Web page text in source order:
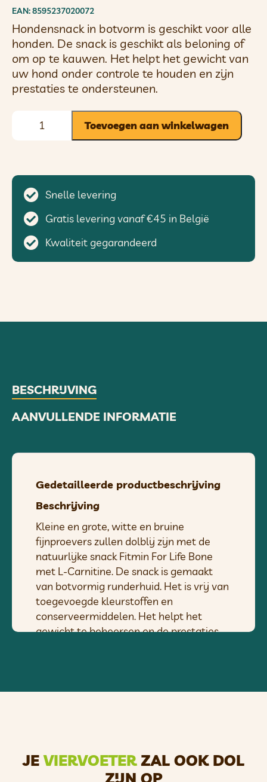
EAN: 8595237020072
Hondensnack in botvorm is geschikt voor alle
honden. De snack is geschikt als beloning of
om op te kauwen. Het helpt het gewicht van
uw hond onder controle te houden en zijn
prestaties te ondersteunen.
Toevoegen aan winkelwagen
Snelle levering
Gratis levering vanaf €45 in België
Kwaliteit gegarandeerd
BESCHRIJVING
AANVULLENDE INFORMATIE
Gedetailleerde productbeschrijving
Beschrijving
Kleine en grote, witte en bruine
fijnproevers zullen dolblij zijn met de
natuurlijke snack Fitmin For Life Bone
met L-Carnitine. De snack is gemaakt
van botvormig runderhuid. Het is vrij van
toegevoegde kleurstoffen en
conserveermiddelen. Het helpt het
gewicht te beheersen en de prestaties
• Beloning tussen de maaltijden door
JEVIERVOETERZAL OOK DOL
ZIJN OP